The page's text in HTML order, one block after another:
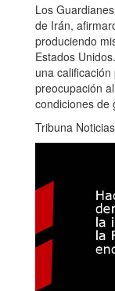
Los
de Irán,
produciendo
Estados
una
preocupación
condiciones de
Tribuna Noticias